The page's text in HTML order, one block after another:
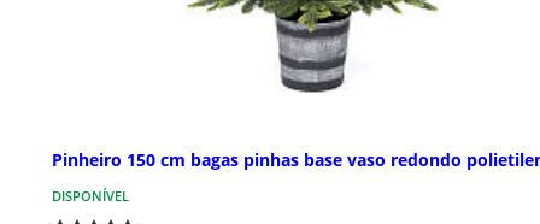
Pinheiro 150 cm bagas pinhas base vaso redondo
DISPONÍVEL